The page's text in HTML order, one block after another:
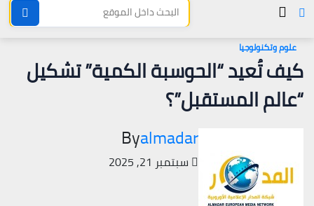
علوم وتكنولوجيا
كيف تُعيد “الحوسبة الكمية” تشكيل
“عالم المستقبل”؟
Byalmadar
سبتمبر 21, 2025